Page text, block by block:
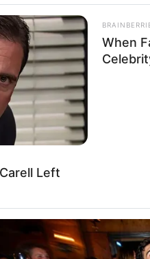
(45)
Left
When